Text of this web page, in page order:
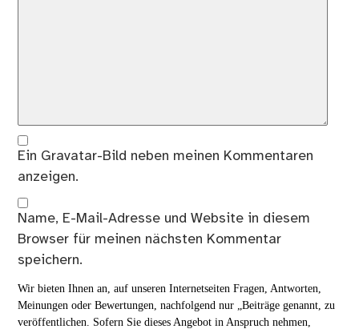
Ein Gravatar-Bild neben meinen Kommentaren
anzeigen.
Name, E-Mail-Adresse und Website in diesem
Browser für meinen nächsten Kommentar
speichern.
Wir bieten Ihnen an, auf unseren Internetseiten Fragen, Antworten,
Meinungen oder Bewertungen, nachfolgend nur „Beiträge genannt, zu
veröffentlichen. Sofern Sie dieses Angebot in Anspruch nehmen,